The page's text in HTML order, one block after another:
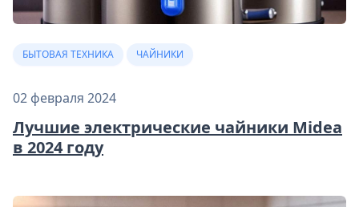
БЫТОВАЯ ТЕХНИКА ЧАЙНИКИ
02 февраля 2024
Лучшие электрические чайники Midea
в 2024 году